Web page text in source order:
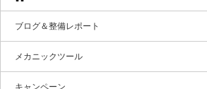
ブログ＆整備レポート
メカニックツール